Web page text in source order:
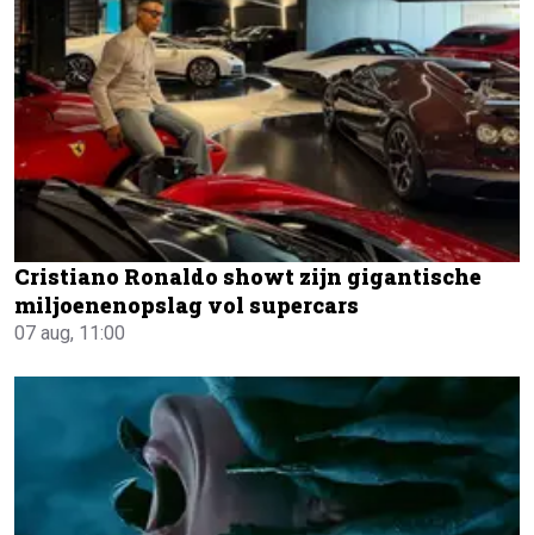
Cristiano Ronaldo showt zijn gigantische
miljoenenopslag vol supercars
07 aug, 11:00